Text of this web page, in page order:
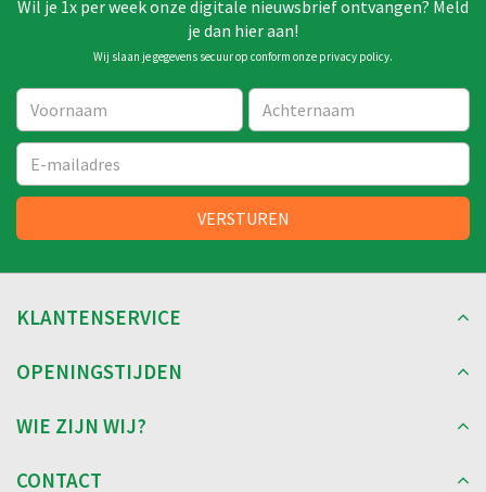
Wil je 1x per week onze digitale nieuwsbrief ontvangen? Meld
je dan hier aan!
Wij slaan je gegevens secuur op conform onze privacy policy.
KLANTENSERVICE
OPENINGSTIJDEN
WIE ZIJN WIJ?
CONTACT